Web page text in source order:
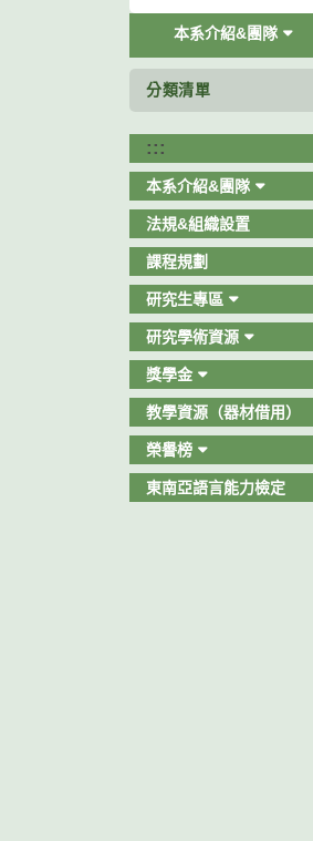
本系介紹&團隊
分類清單
:::
本系介紹&團隊
法規&組織設置
課程規劃
研究生專區
研究學術資源
獎學金
教學資源（器材借用）
榮譽榜
東南亞語言能力檢定